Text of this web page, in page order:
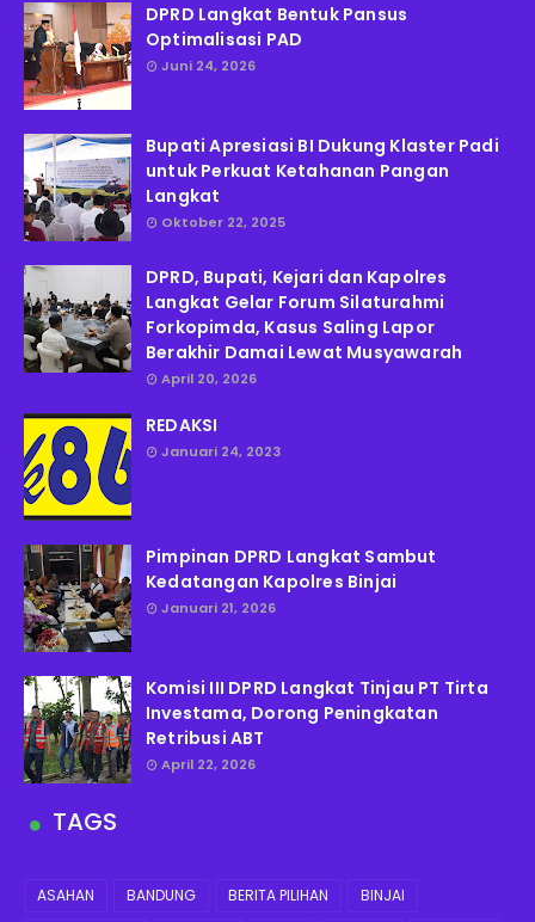
DPRD Langkat Bentuk Pansus
Optimalisasi PAD
Juni 24, 2026
Bupati Apresiasi BI Dukung Klaster Padi
untuk Perkuat Ketahanan Pangan
Langkat
Oktober 22, 2025
DPRD, Bupati, Kejari dan Kapolres
Langkat Gelar Forum Silaturahmi
Forkopimda, Kasus Saling Lapor
Berakhir Damai Lewat Musyawarah
April 20, 2026
REDAKSI
Januari 24, 2023
Pimpinan DPRD Langkat Sambut
Kedatangan Kapolres Binjai
Januari 21, 2026
Komisi III DPRD Langkat Tinjau PT Tirta
Investama, Dorong Peningkatan
Retribusi ABT
April 22, 2026
TAGS
ASAHAN BANDUNG BERITA PILIHAN BINJAI